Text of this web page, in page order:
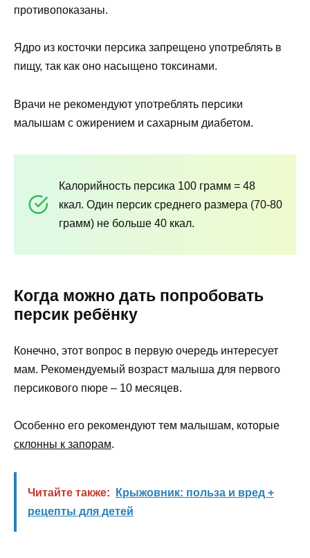
противопоказаны.
Ядро из косточки персика запрещено употреблять в
пищу, так как оно насыщено токсинами.
Врачи не рекомендуют употреблять персики
малышам с ожирением и сахарным диабетом.
Калорийность персика 100 грамм = 48
ккал. Один персик среднего размера (70-80
грамм) не больше 40 ккал.
Когда можно дать попробовать
персик ребёнку
Конечно, этот вопрос в первую очередь интересует
мам. Рекомендуемый возраст малыша для первого
персикового пюре – 10 месяцев.
Особенно его рекомендуют тем малышам, которые
склонны к запорам.
Читайте также:
Крыжовник: польза и вред +
рецепты для детей